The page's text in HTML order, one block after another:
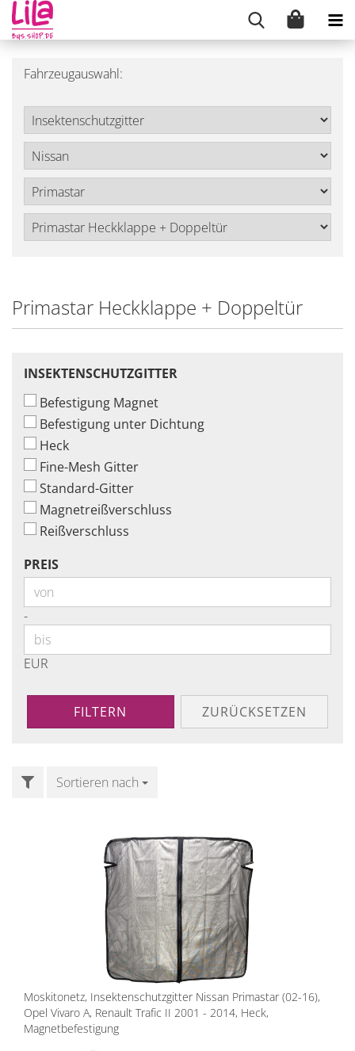
Fahrzeugauswahl:
Primastar Heckklappe + Doppeltür
INSEKTENSCHUTZGITTER
INSEKTENSCHUTZGITTER
Befestigung Magnet
Befestigung unter Dichtung
Heck
Fine-Mesh Gitter
Standard-Gitter
Magnetreißverschluss
Reißverschluss
PREIS
PREIS
Preis bis
-
EUR
FILTERN ZURÜCKSETZEN
FILTERSortieren nach
Sortieren nach
Moskitonetz, Insektenschutzgitter Nissan Primastar (02-16),
Opel Vivaro A, Renault Trafic II 2001 - 2014, Heck,
Magnetbefestigung